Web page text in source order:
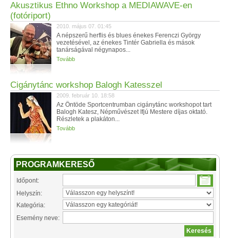
Akusztikus Ethno Workshop a MEDIAWAVE-en
(fotóriport)
2010. május 07. 01:45
A népszerű herflis és blues énekes Ferenczi György
vezetésével, az énekes Tintér Gabriella és mások
tanárságával négynapos...
Tovább
Cigánytánc workshop Balogh Katesszel
2009. február 10. 18:58
Az Öntöde Sportcentrumban cigánytánc workshopot tart
Balogh Katesz, Népművészet Ifjú Mestere díjas oktató.
Részletek a plakáton...
Tovább
PROGRAMKERESŐ
Időpont:
Helyszín:
Kategória:
Esemény neve: